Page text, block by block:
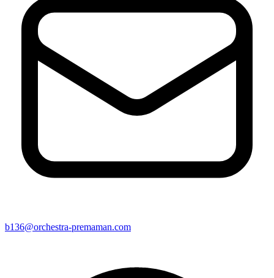
b136@orchestra-premaman.com